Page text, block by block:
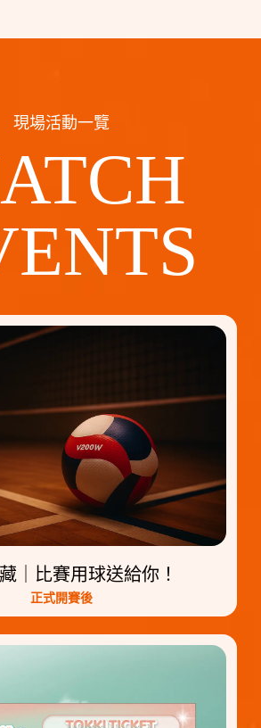
現場活動一覽
｜比賽用球送給你！
正式開賽後